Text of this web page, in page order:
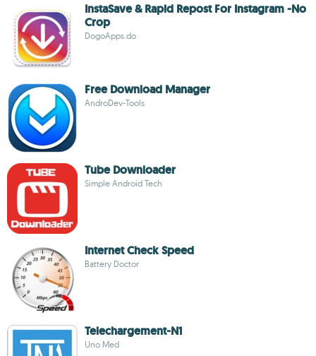
InstaSave & Rapid Repost For Instagram -No
Crop
DogoApps.do
Free Download Manager
AndroDev-Tools
Tube Downloader
Simple Android Tech
Internet Check Speed
Battery Doctor
Telechargement-N1
Uno Med